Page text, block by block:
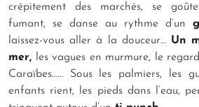
crépitement des marchés, se
fumant, se danse au rythme d’un
laissez-vous aller à la douceur… Un
mer, les vagues en murmure, le
Caraïbes…… Sous les palmiers, les
enfants rient, les pieds dans l’eau,